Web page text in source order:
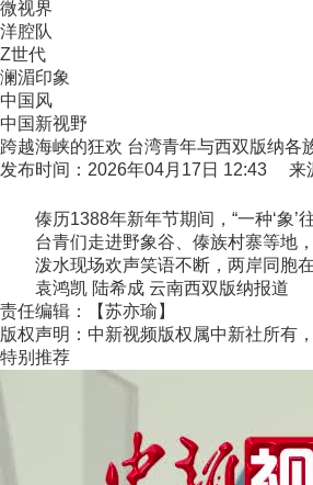
微视界
洋腔队
Z世代
澜湄印象
中国风
中国新视野
跨越海峡的狂欢 台湾青年与西双版纳各
发布时间：2026年04月17日 12:43 来
傣历1388年新年节期间，“一种‘象’
台青们走进野象谷、傣族村寨等地，
泼水现场欢声笑语不断，两岸同胞在
袁鸿凯 陆希成 云南西双版纳报道
责任编辑：【苏亦瑜】
版权声明：中新视频版权属中新社所有
特别推荐